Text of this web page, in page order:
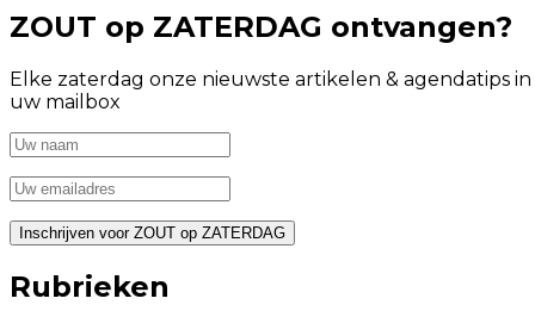
ZOUT op ZATERDAG ontvangen?
Elke zaterdag onze nieuwste artikelen & agendatips in
uw mailbox
Rubrieken